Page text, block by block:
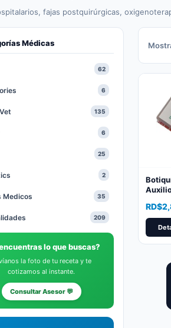
fajas postquirúrgicas,
Médicas
62
6
135
6
25
2
Medicos 35
209
Beauty
lo que buscas?
la foto de tu receta y te
cotizamos al instante.
Consultar Asesor 💬
RD$